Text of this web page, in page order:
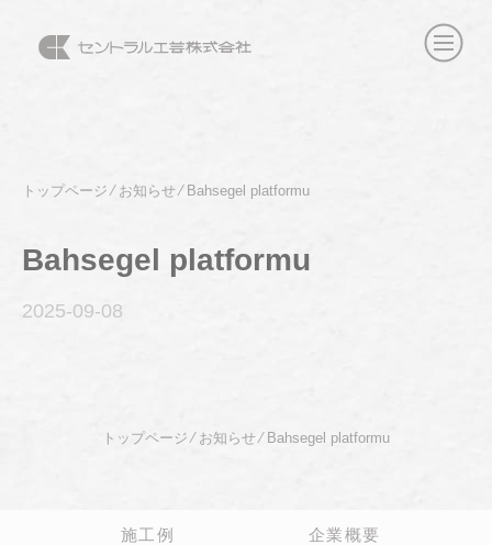
トップページ⁄ お知らせ⁄ Bahsegel platformu
Bahsegel platformu
2025-09-08
トップページ ⁄ お知らせ⁄ Bahsegel platformu
施工例 企業概要